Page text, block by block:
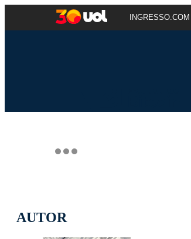
INGRESSO.COM
AUTOR